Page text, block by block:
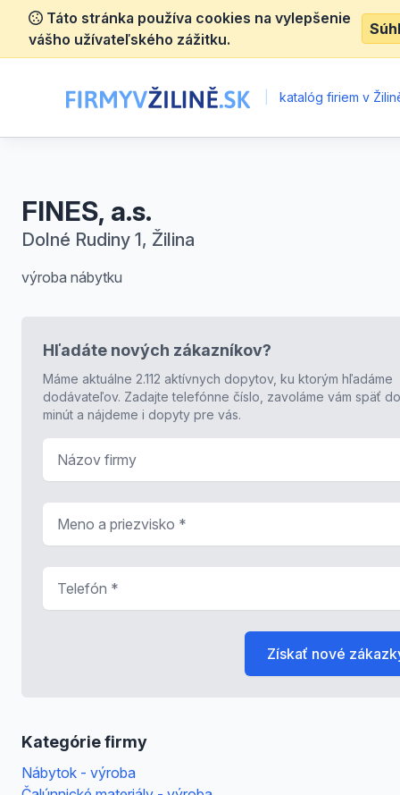
Táto stránka používa cookies na vylepšenie
vášho užívateľského zážitku.
katalóg firiem v
FINES, a.s.
Dolné Rudiny 1, Žilina
výroba nábytku
Kategórie firmy
Nábytok - výroba
Hľadáte nových zákazníkov?
Máme aktuálne 2.112 aktívnych dopytov, ku ktorým hľadáme
dodávateľov. Zadajte telefónne číslo, zavoláme vám späť
minút a nájdeme i dopyty pre vás.
Získať nové